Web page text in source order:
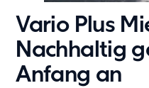
Vario Plus
Nachhaltig
Anfang an